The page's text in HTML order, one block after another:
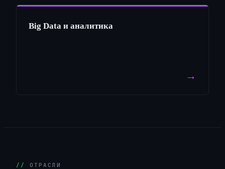
Big Data и аналитика
→
ОТРАСЛИ